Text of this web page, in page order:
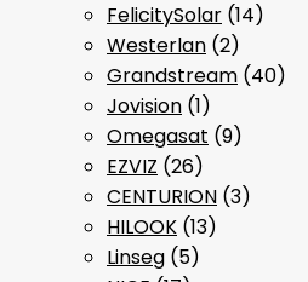
FelicitySolar (14)
Westerlan (2)
Grandstream (40)
Jovision (1)
Omegasat (9)
EZVIZ (26)
CENTURION (3)
HILOOK (13)
Linseg (5)